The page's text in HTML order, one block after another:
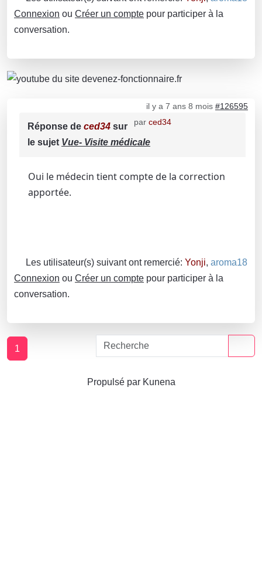
Connexion ou Créer un compte pour participer à la
conversation.
il y a 7 ans 8 mois #126595
par ced34
Réponse de ced34 sur
le sujet Vue- Visite médicale
Oui le médecin tient compte de la correction
apportée.
Les utilisateur(s) suivant ont remercié: Yonji, aroma18
Connexion ou Créer un compte pour participer à la
conversation.
1
Propulsé par Kunena